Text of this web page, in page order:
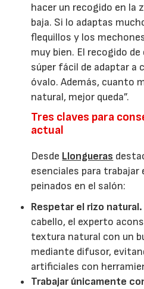
hacer un recogido en la
baja. Si lo adaptas
flequillos y los
muy bien. El recogido
súper fácil de adaptar a
óvalo. Además, cuanto
natural, mejor queda”.
Tres claves para
actual
Desde Llongueras
esenciales para trabajar
peinados en el salón:
Respetar el rizo natural.
cabello, el experto
textura natural con un
mediante difusor,
artificiales con
Trabajar únicamente